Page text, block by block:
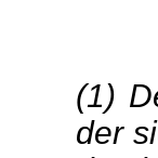
(1)
der